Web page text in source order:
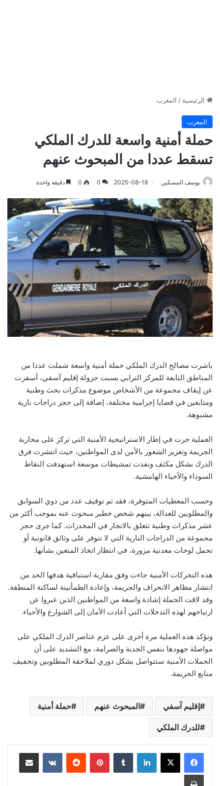
الرئيسية / المغرب
المغرب
حملة أمنية واسعة للدرك الملكي
تسقط عددا من المبحوث عنهم
يوسف المسكين 2025-08-18
0
0 دقيقة واحدة
باشرت مصالح الدرك الملكي حملة أمنية واسعة شملت عددا من
المناطق التابعة للمركز الترابي بسبت جزولة إقليم آسفي، أسفرت
عن إيقاف مجموعة من الأشخاص موضوع مذكرات بحث وطنية
ومتابعين في قضايا إجرامية مختلفة، إضافة إلى حجز دراجات نارية
مشبوهة.
العملية جرت في إطار الاستراتيجية الأمنية التي تركز على محاربة
الجريمة وتعزيز الشعور بالأمن لدى المواطنين، حيث انتشرت فرق
الدرك بشكل مكثف ونفذت تمشيطات موسعة استهدفت النقاط
السوداء والأحياء الهامشية.
وحسب المعطيات المتوفرة، فقد تم توقيف عدد من ذوي السوابق
والمطلوبين للعدالة، بينهم شخص خطير مبحوث عنه بموجب أكثر من
عشر مذكرات وطنية تتعلق بالاتجار في المخدرات. كما جرى حجز
مجموعة من الدراجات النارية التي لا تتوفر على وثائق قانونية أو
تحمل لوحات معدنية مزورة، في انتظار اتخاذ المتعين بشأنها.
هذه التحركات الأمنية جاءت وفق مقاربة استباقية هدفها الحد من
انتشار مظاهر الانحراف والجريمة، وإعادة الطمأنينة لساكنة المنطقة.
وقد لاقت الحملة إشادة واسعة من المواطنين الذين عبروا عن
ارتياحهم لهذه التدخلات التي أعادت الأمان إلى الشوارع والأحياء.
وتؤكد هذه العملية مرة أخرى على عزم عناصر الدرك الملكي على
مواصلة جهودها بنفس الجدية والصرامة، مع التشديد على أن
الحملات الأمنية ستتواصل بشكل دوري لملاحقة المطلوبين وتجفيف
منابع الجريمة.
إقليم آسفي المبحوث عنهم حملة أمنية
للدرك الملكي
لينكدإن بينتيريست مشاركة عبر البريد
طباعة